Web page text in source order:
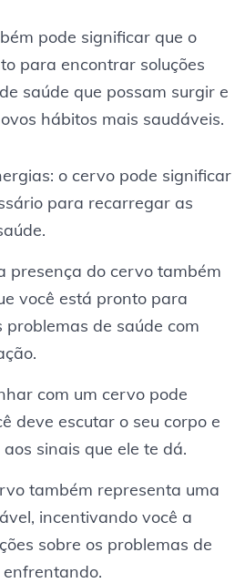
pode significar que o
para encontrar soluções
saúde que possam surgir e
hábitos mais saudáveis.
o cervo pode significar
para recarregar as
presença do cervo também
você está pronto para
problemas de saúde com
com um cervo pode
deve escutar o seu corpo e
sinais que ele te dá.
também representa uma
incentivando você a
sobre os problemas de